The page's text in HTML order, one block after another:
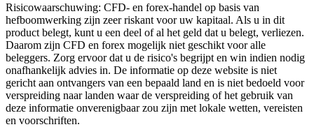
Risicowaarschuwing: CFD- en forex-handel op basis van
hefboomwerking zijn zeer riskant voor uw kapitaal. Als u in dit
product belegt, kunt u een deel of al het geld dat u belegt, verliezen.
Daarom zijn CFD en forex mogelijk niet geschikt voor alle
beleggers. Zorg ervoor dat u de risico's begrijpt en win indien nodig
onafhankelijk advies in. De informatie op deze website is niet
gericht aan ontvangers van een bepaald land en is niet bedoeld voor
verspreiding naar landen waar de verspreiding of het gebruik van
deze informatie onverenigbaar zou zijn met lokale wetten, vereisten
en voorschriften.